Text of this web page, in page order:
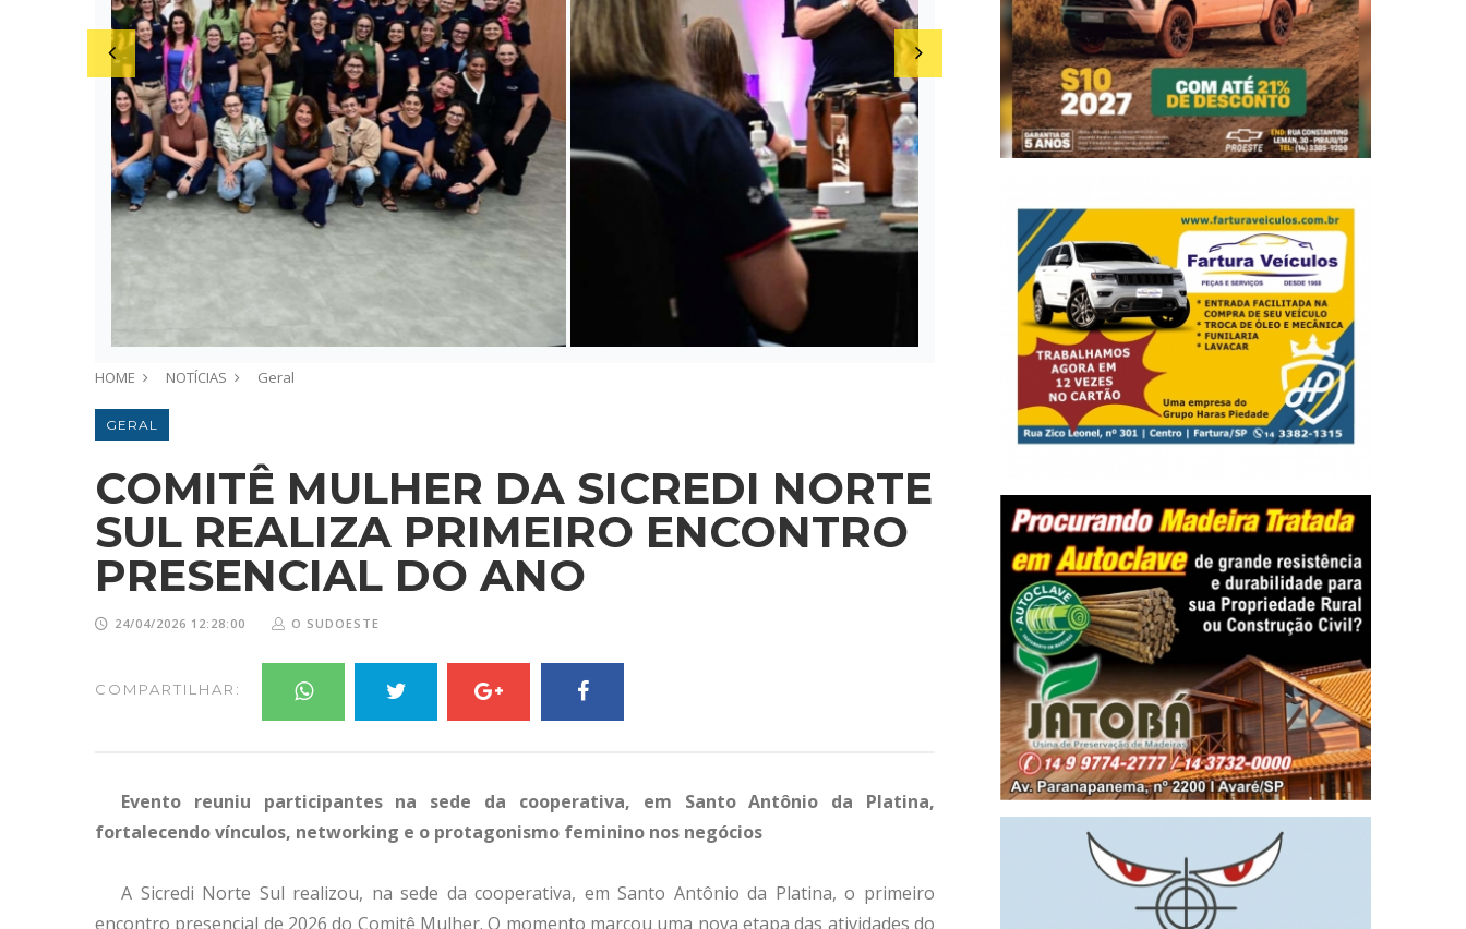
HOME NOTÍCIAS Geral
GERAL
COMITÊ MULHER DA SICREDI NORTE
SUL REALIZA PRIMEIRO ENCONTRO
PRESENCIAL DO ANO
24/04/2026 12:28:00 O SUDOESTE
COMPARTILHAR:
Evento reuniu participantes na sede da cooperativa, em Santo Antônio da Platina,
fortalecendo vínculos, networking e o protagonismo feminino nos negócios
A Sicredi Norte Sul realizou, na sede da cooperativa, em Santo Antônio da Platina, o primeiro
encontro presencial de 2026 do Comitê Mulher. O momento marcou uma nova etapa das atividades do